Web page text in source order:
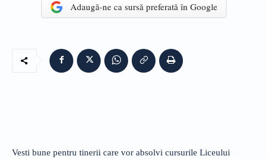
Adaugă-ne ca sursă preferată în Google
Vesti bune pentru tinerii care vor absolvi cursurile Liceului